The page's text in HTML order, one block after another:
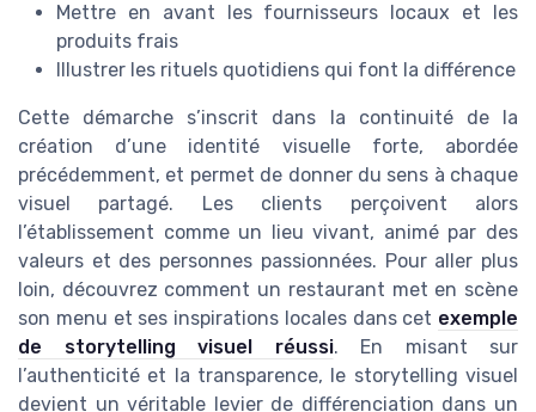
Mettre en avant les fournisseurs locaux et les
produits frais
Illustrer les rituels quotidiens qui font la différence
Cette démarche s’inscrit dans la continuité de la
création d’une identité visuelle forte, abordée
précédemment, et permet de donner du sens à chaque
visuel partagé. Les clients perçoivent alors
l’établissement comme un lieu vivant, animé par des
valeurs et des personnes passionnées. Pour aller plus
loin, découvrez comment un restaurant met en scène
son menu et ses inspirations locales dans cet exemple
de storytelling visuel réussi. En misant sur
l’authenticité et la transparence, le storytelling visuel
devient un véritable levier de différenciation dans un